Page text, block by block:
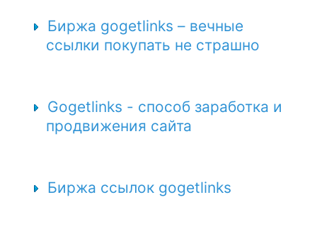
Биржа gogetlinks – вечные
ссылки покупать не страшно
Gogetlinks - способ заработка и
продвижения сайта
Биржа ссылок gogetlinks